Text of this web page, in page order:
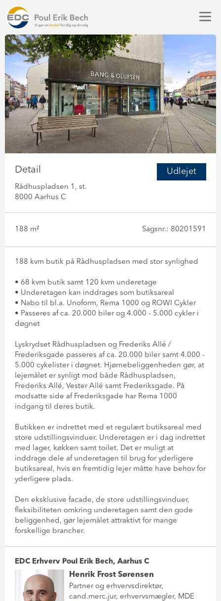
Udlejet
Detail
Rådhuspladsen 1, st.
8000 Aarhus C
188 m² Sagsnr.: 80201591
188 kvm butik på Rådhuspladsen med stor synlighed
• 68 kvm butik samt 120 kvm underetage
• Underetagen kan inddrages som butiksareal
• Nabo til bl.a. Unoform, Rema 1000 og ROWI Cykler
• Passeres af ca. 20.000 biler og 4.000 - 5.000 cykler i
døgnet
Lyskrydset Rådhuspladsen og Frederiks Allé /
Frederiksgade passeres af ca. 20.000 biler samt 4.000 -
5.000 cykelister i døgnet. Hjørnebeliggenheden gør, at
lejemålet er synligt mod både Rådhuspladsen,
Frederiks Allé, Vester Allé samt Frederiksgade. På
modsatte side af Frederiksgade har Rema 1000
indgang til deres butik.
Butikken er indrettet med et regulært butiksareal med
store udstillingsvinduer. Underetagen er i dag indrettet
med lager, køkken samt toilet. Det er muligt at
inddrage dele af underetagen til brug for yderligere
butiksareal, hvis en fremtidig lejer måtte have behov for
yderligere plads.
Den eksklusive facade, de store udstillingsvinduer,
fleksibiliteten omkring underetagen samt den gode
beliggenhed, gør lejemålet attraktivt for mange
forskellige brancher.
EDC Erhverv Poul Erik Bech, Aarhus C
Henrik Frost Sørensen
Partner og erhvervsdirektør,
cand.merc.jur, erhvervsmægler, MDE